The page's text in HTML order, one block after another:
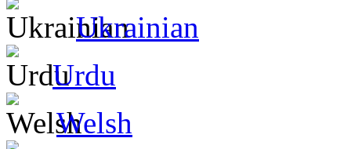
Ukrainian
Urdu
Welsh